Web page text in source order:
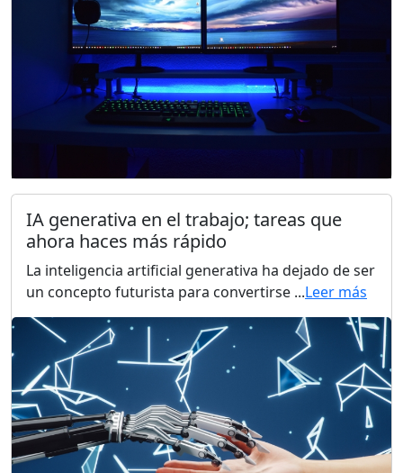
IA generativa en el trabajo; tareas que
ahora haces más rápido
La inteligencia artificial generativa ha dejado de ser
un concepto futurista para convertirse ...Leer más